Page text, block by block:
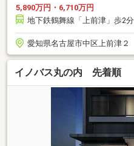
5,890万円・6,710万円
地下鉄鶴舞線「上前津」歩2分
愛知県名古屋市中区上前津２
イノバス丸の内 先着順